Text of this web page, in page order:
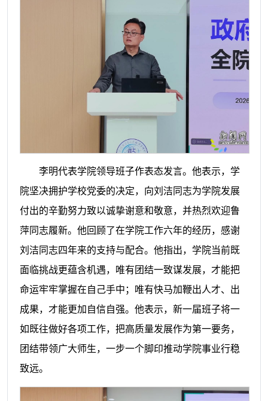
李明代表学院领导班子作表态发言。他表示，学
院坚决拥护学校党委的决定，向刘洁同志为学院发展
付出的辛勤努力致以诚挚谢意和敬意，并热烈欢迎鲁
萍同志履新。他回顾了在学院工作六年的经历，感谢
刘洁同志四年来的支持与配合。他指出，学院当前既
面临挑战更蕴含机遇，唯有团结一致谋发展，才能把
命运牢牢掌握在自己手中；唯有快马加鞭出人才、出
成果，才能更加自信自强。他表示，新一届班子将一
如既往做好各项工作，把高质量发展作为第一要务，
团结带领广大师生，一步一个脚印推动学院事业行稳
致远。